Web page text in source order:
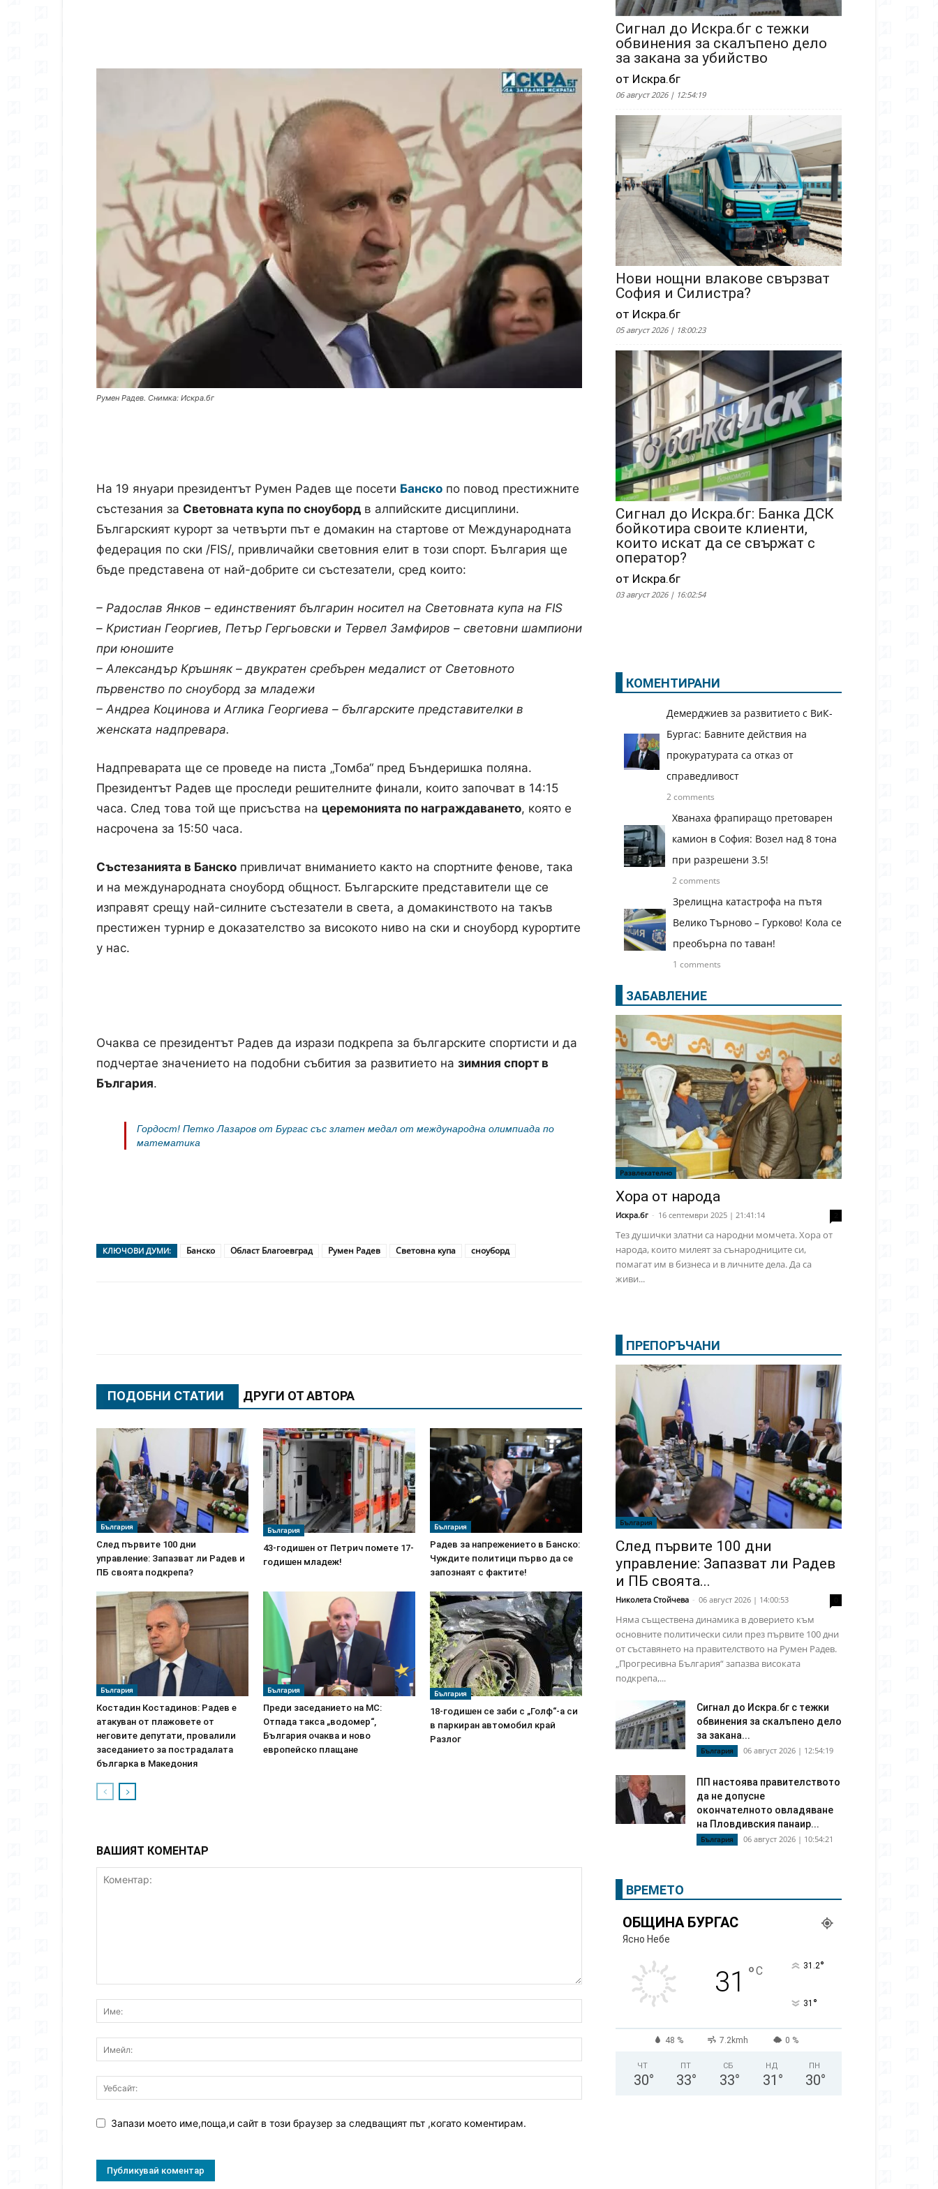
Румен Радев. Снимка: Искра.бг
На 19 януари президентът Румен Радев ще посети Банско по повод престижните
състезания за Световната купа по сноуборд в алпийските дисциплини.
Българският курорт за четвърти път е домакин на стартове от Международната
федерация по ски /FIS/, привличайки световния елит в този спорт. България ще
бъде представена от най-добрите си състезатели, сред които:
– Радослав Янков – единственият българин носител на Световната купа на FIS
– Кристиан Георгиев, Петър Гергьовски и Тервел Замфиров – световни шампиони
при юношите
– Александър Кръшняк – двукратен сребърен медалист от Световното
първенство по сноуборд за младежи
– Андреа Коцинова и Аглика Георгиева – българските представителки в
женската надпревара.
Надпреварата ще се проведе на писта „Томба“ пред Бъндеришка поляна.
Президентът Радев ще проследи решителните финали, които започват в 14:15
часа. След това той ще присъства на церемонията по награждаването, която е
насрочена за 15:50 часа.
Състезанията в Банско привличат вниманието както на спортните фенове, така
и на международната сноуборд общност. Българските представители ще се
изправят срещу най-силните състезатели в света, а домакинството на такъв
престижен турнир е доказателство за високото ниво на ски и сноуборд курортите
у нас.
Очаква се президентът Радев да изрази подкрепа за българските спортисти и да
подчертае значението на подобни събития за развитието на зимния спорт в
България.
Гордост! Петко Лазаров от Бургас със златен медал от международна олимпиада по
математика
КЛЮЧОВИ ДУМИ: Банско Област Благоевград Румен Радев Световна купа сноуборд
ПОДОБНИ СТАТИИ ДРУГИ ОТ АВТОРА
България
След първите 100 дни
управление: Запазват ли Радев и
ПБ своята подкрепа?
България
43-годишен от Петрич помете 17-
годишен младеж!
България
Радев за напрежението в Банско:
Чуждите политици първо да се
запознаят с фактите!
България
Костадин Костадинов: Радев е
атакуван от плажoвете от
неговите депутати, провалили
заседанието за пострадалата
българка в Македония
България
Преди заседанието на МС:
Отпада такса „водомер“,
България очаква и ново
европейско плащане
България
18-годишен се заби с „Голф“-а си
в паркиран автомобил край
Разлог
ВАШИЯТ КОМЕНТАР
Запази моето име,поща,и сайт в този браузер за следващият път ,когато коментирам.
Сигнал до Искра.бг с тежки
обвинения за скалъпено дело
за закана за убийство
от Искра.бг
06 август 2026 | 12:54:19
Нови нощни влакове свързват
София и Силистра?
от Искра.бг
05 август 2026 | 18:00:23
Сигнал до Искра.бг: Банка ДСК
бойкотира своите клиенти,
които искат да се свържат с
оператор?
от Искра.бг
03 август 2026 | 16:02:54
КОМЕНТИРАНИ
Демерджиев за развитието с ВиК-
Бургас: Бавните действия на
прокуратурата са отказ от
справедливост
2 comments
Хванаха фрапиращо претоварен
камион в София: Возел над 8 тона
при разрешени 3.5!
2 comments
Зрелищна катастрофа на пътя
Велико Търново – Гурково! Кола се
преобърна по таван!
1 comments
ЗАБАВЛЕНИЕ
Развлекателно
Хора от народа
Искра.бг - 16 септември 2025 | 21:41:14
Тез душички златни са народни момчета. Хора от
народа, които милеят за сънародниците си,
помагат им в бизнеса и в личните дела. Да са
живи...
ПРЕПОРЪЧАНИ
България
След първите 100 дни
управление: Запазват ли Радев
и ПБ своята...
Николета Стойчева - 06 август 2026 | 14:00:53
Няма съществена динамика в доверието към
основните политически сили през първите 100 дни
от съставянето на правителството на Румен Радев.
„Прогресивна България“ запазва високата
подкрепа,...
Сигнал до Искра.бг с тежки
обвинения за скалъпено дело
за закана...
България 06 август 2026 | 12:54:19
ПП настоява правителството
да не допусне
окончателното овладяване
на Пловдивския панаир...
България 06 август 2026 | 10:54:21
ВРЕМЕТО
ОБЩИНА БУРГАС
Ясно Небе
31 °C 31.2°
31 °
48 % 7.2kmh 0 %
ЧТ
30°
ПТ
33°
СБ
33°
НД
31 °
ПН
30°